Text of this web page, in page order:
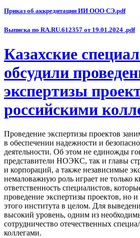
Приказ об аккредитации ИИ ООО СЭ.pdf
Выписка по RA.RU.612357 от 19.01.2024 .pdf
Казахские
обсудили
экспертизы
российскими
Проведение экспертизы проектов
в обеспечении надежности и
деятельности. Об этом не единожды
представители НОЭКС, так и главы
и корпораций, а также независимые
немаловажную роль играет не только
ответственность специалистов,
проведение экспертизы проектов, но и
этого института в целом. Для
высокий уровень, одним из
сотрудничество отечественных
коллегами.